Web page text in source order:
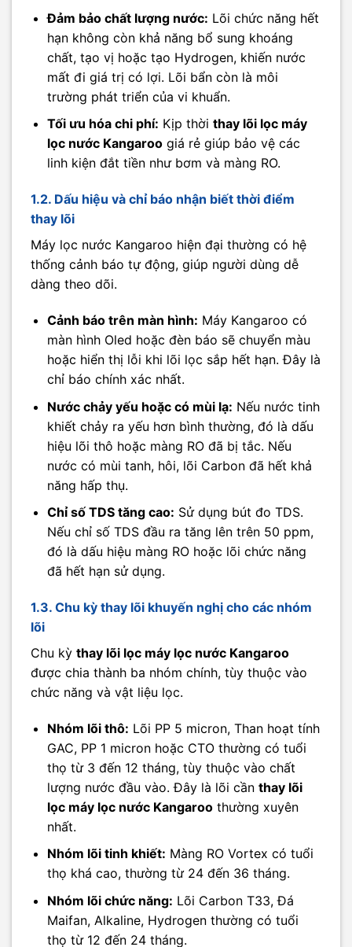
Đảm bảo chất lượng nước: Lõi chức năng hết
hạn không còn khả năng bổ sung khoáng
chất, tạo vị hoặc tạo Hydrogen, khiến nước
mất đi giá trị có lợi. Lõi bẩn còn là môi
trường phát triển của vi khuẩn.
Tối ưu hóa chi phí: Kịp thời thay lõi lọc máy
lọc nước Kangaroogiá rẻ giúp bảo vệ các
linh kiện đắt tiền như bơm và màng RO.
1.2. Dấu hiệu và chỉ báo nhận biết thời điểm
thay lõi
Máy lọc nước Kangaroo hiện đại thường có hệ
thống cảnh báo tự động, giúp người dùng dễ
dàng theo dõi.
Cảnh báo trên màn hình: Máy Kangaroo có
màn hình Oled hoặc đèn báo sẽ chuyển màu
hoặc hiển thị lỗi khi lõi lọc sắp hết hạn. Đây là
chỉ báo chính xác nhất.
Nước chảy yếu hoặc có mùi lạ: Nếu nước tinh
khiết chảy ra yếu hơn bình thường, đó là dấu
hiệu lõi thô hoặc màng RO đã bị tắc. Nếu
nước có mùi tanh, hôi, lõi Carbon đã hết khả
năng hấp thụ.
Chỉ số TDS tăng cao: Sử dụng bút đo TDS.
Nếu chỉ số TDS đầu ra tăng lên trên 50 ppm,
đó là dấu hiệu màng RO hoặc lõi chức năng
đã hết hạn sử dụng.
1.3. Chu kỳ thay lõi khuyến nghị cho các nhóm
lõi
Chu kỳ thay lõi lọc máy lọc nước Kangaroo
được chia thành ba nhóm chính, tùy thuộc vào
chức năng và vật liệu lọc.
Nhóm lõi thô: Lõi PP 5 micron, Than hoạt tính
GAC, PP 1 micron hoặc CTO thường có tuổi
thọ từ 3 đến 12 tháng, tùy thuộc vào chất
lượng nước đầu vào. Đây là lõi cần thay lõi
lọc máy lọc nước Kangaroothường xuyên
nhất.
Nhóm lõi tinh khiết: Màng RO Vortex có tuổi
thọ khá cao, thường từ 24 đến 36 tháng.
Nhóm lõi chức năng: Lõi Carbon T33, Đá
Maifan, Alkaline, Hydrogen thường có tuổi
thọ từ 12 đến 24 tháng.